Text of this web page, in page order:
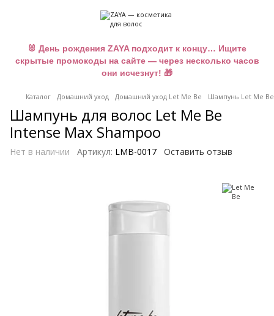
🐰 День рождения ZAYA подходит к концу… Ищите
скрытые промокоды на сайте — через несколько часов
они исчезнут! 🎁
Каталог Домашний уход Домашний уход Let Me Be Шампунь Let Me
Шампунь для волос Let Me Be
Intense Max Shampoo
Нет в наличии Артикул: LMB-0017 Оставить отзыв